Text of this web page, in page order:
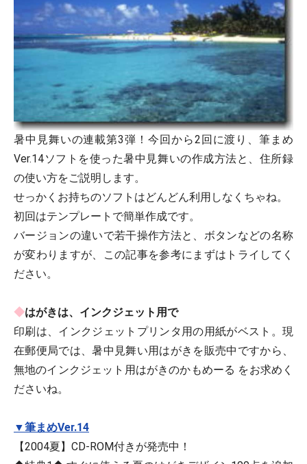
暑中見舞いの連載第3弾！今回から2回に渡り、筆まめ
Ver.14ソフトを使った暑中見舞いの作成方法と、住所録
の使い方をご説明します。
せっかくお持ちのソフトはどんどん利用しなくちゃね。
初回はテンプレートで簡単作成です。
バージョンの違いで若干操作方法と、ボタンなどの名称
が変わりますが、この記事を参考にまずはトライしてく
ださい。
◆はがきは、インクジェット用で
印刷は、インクジェットプリンタ用の用紙がベスト。現
在郵便局では、暑中見舞い用はがきを販売中ですから、
無地のインクジェット用はがきのかもめーる をお求めく
ださいね。
▼筆まめVer.14
【2004夏】CD-ROM付きが発売中！